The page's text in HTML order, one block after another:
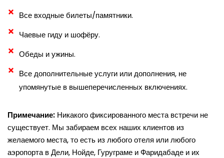
Все входные билеты/памятники.
Чаевые гиду и шофёру.
Обеды и ужины.
Все дополнительные услуги или дополнения, не
упомянутые в вышеперечисленных включениях.
Примечание: Никакого фиксированного места встречи не
существует. Мы забираем всех наших клиентов из
желаемого места, то есть из любого отеля или любого
аэропорта в Дели, Нойде, Гуруграме и Фаридабаде и их